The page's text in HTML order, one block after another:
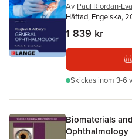
Av Paul Riordan-Eva
Häftad, Engelska,
1 839 kr
Skickas inom 3-6
Biomaterials
Ophthalmology